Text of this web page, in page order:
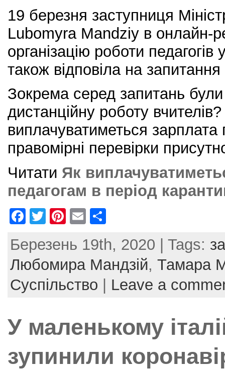
19 березня заступниця
Lubomyra Mandziy в онлайн-
організацію роботи
також відповіла на запитання
Зокрема серед запитань були
дистанційну роботу
виплачуватиметься
правомірні перевірки
Читати Як
педагогам в період
F
c
e
b
k
T
itt
er
Pi
er
e
st
E
ai ar
e
Березень 19th, 2020 | Tags:
Любомира Мандзій, Тамара
Суспільство
Leave a
У маленькому
зупинили